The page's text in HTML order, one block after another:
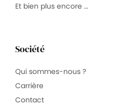
Et bien plus encore …
Société
Qui sommes-nous ?
Carrière
Contact